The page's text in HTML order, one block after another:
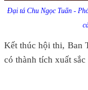
Đại tá Chu Ngọc Tuấn -
Kết thúc hội thi, Ban
có thành tích xuất